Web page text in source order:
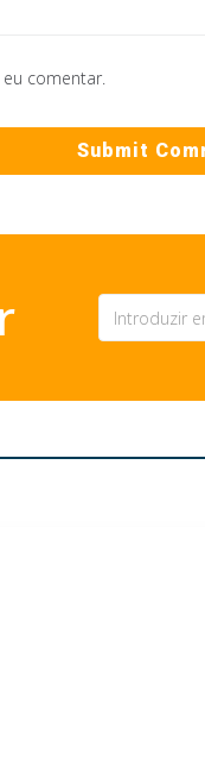
comentar.